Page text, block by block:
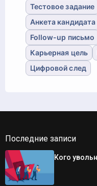
Тестовое задание
Анкета кандидата
Follow-up письмо
Карьерная цель
Цифровой след
Последние записи
Кого